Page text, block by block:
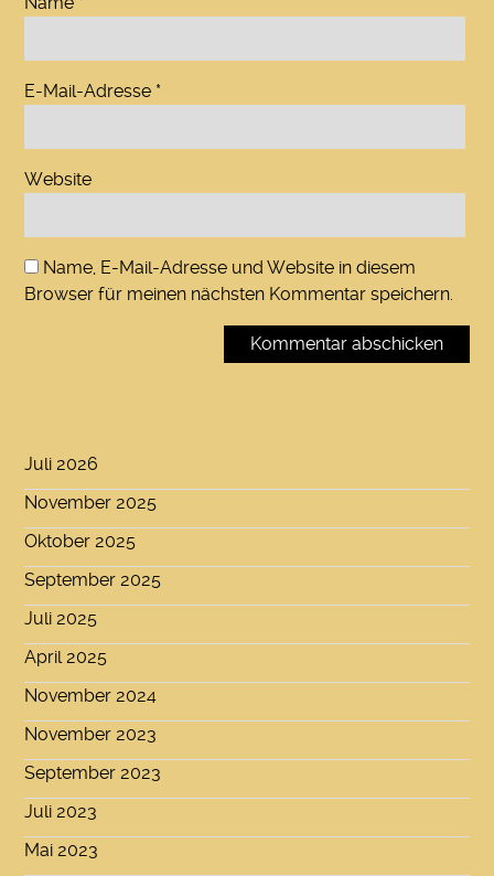
E-Mail-Adresse *
Website
Name, E-Mail-Adresse und Website in diesem
Browser für meinen nächsten Kommentar speichern.
Juli 2026
November 2025
Oktober 2025
September 2025
Juli 2025
April 2025
November 2024
November 2023
September 2023
Juli 2023
Mai 2023